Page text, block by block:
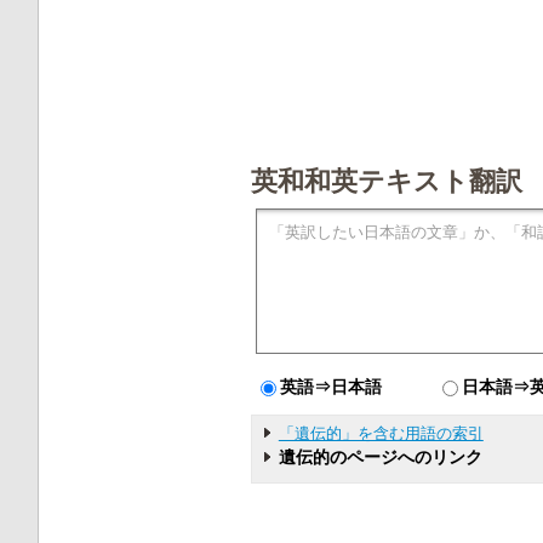
英和和英テキスト翻訳
英語⇒日本語 日本語⇒
「遺伝的」を含む用語の索引
遺伝的のページへのリンク